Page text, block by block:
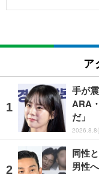
ア
手が
ARA
だ」
同性
男性